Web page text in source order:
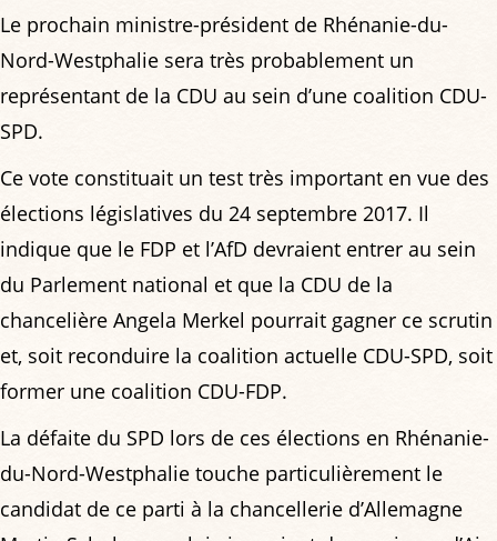
Le prochain ministre-président de Rhénanie-du-
Nord-Westphalie sera très probablement un
représentant de la CDU au sein d’une coalition CDU-
SPD.
Ce vote constituait un test très important en vue des
élections législatives du 24 septembre 2017. Il
indique que le FDP et l’AfD devraient entrer au sein
du Parlement national et que la CDU de la
chancelière Angela Merkel pourrait gagner ce scrutin
et, soit reconduire la coalition actuelle CDU-SPD, soit
former une coalition CDU-FDP.
La défaite du SPD lors de ces élections en Rhénanie-
du-Nord-Westphalie touche particulièrement le
candidat de ce parti à la chancellerie d’Allemagne